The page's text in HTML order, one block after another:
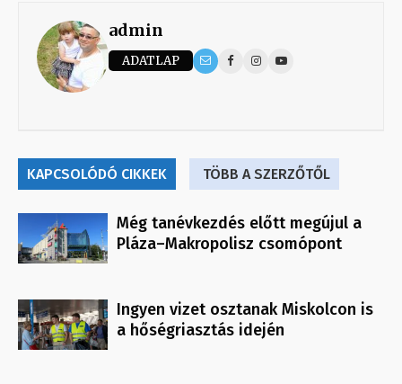
admin
ADATLAP
KAPCSOLÓDÓ CIKKEK TÖBB A SZERZŐTŐL
Még tanévkezdés előtt megújul a
Pláza–Makropolisz csomópont
Ingyen vizet osztanak Miskolcon is
a hőségriasztás idején